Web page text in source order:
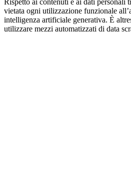
vietata ogni utilizzazione funzionale
intelligenza artificiale generativa. È
utilizzare mezzi automatizzati di data